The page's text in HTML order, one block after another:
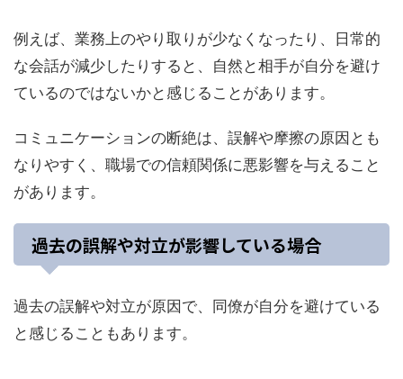
例えば、業務上のやり取りが少なくなったり、日常的
な会話が減少したりすると、自然と相手が自分を避け
ているのではないかと感じることがあります。
コミュニケーションの断絶は、誤解や摩擦の原因とも
なりやすく、職場での信頼関係に悪影響を与えること
があります。
過去の誤解や対立が影響している場合
過去の誤解や対立が原因で、同僚が自分を避けている
と感じることもあります。